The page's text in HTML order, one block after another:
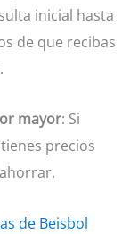
inicial hasta
de que recibas
mayor: Si
precios
de Beisbol